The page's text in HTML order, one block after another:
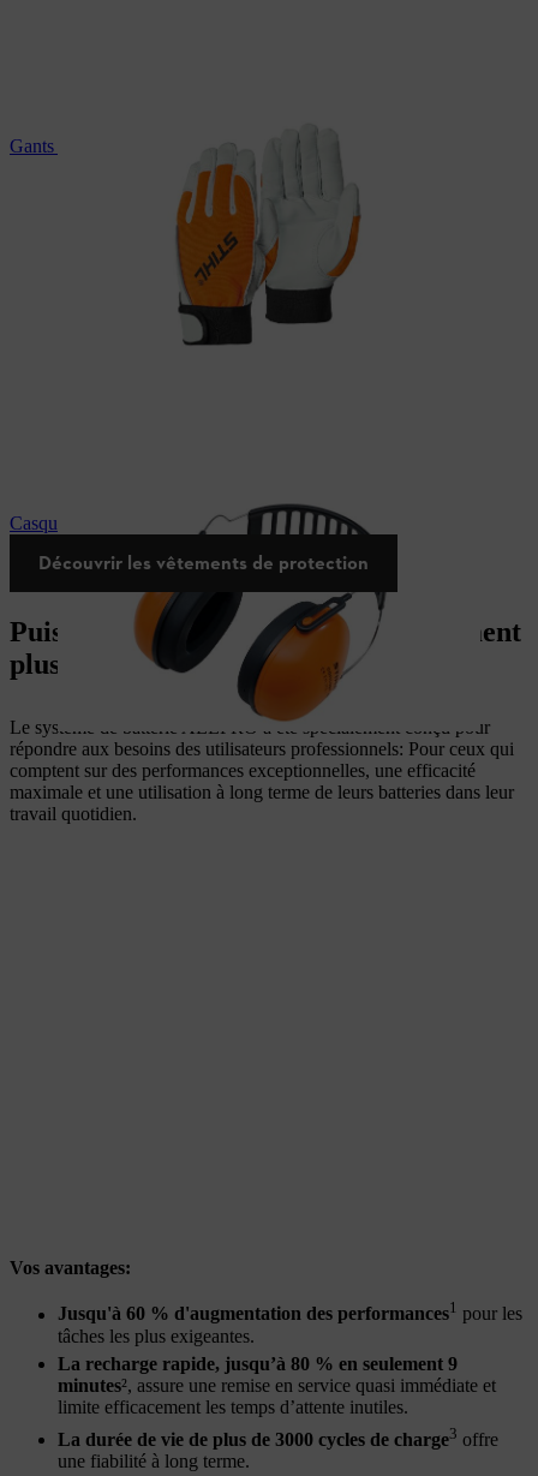
Gants de protection STIHL
Casque de protection auditive STIHL
Découvrir les vêtements de protection
Puissance de niveau supérieur. Nettement
plus fort. Toute la journée.​
Le système de batterie ALLPRO a été spécialement conçu pour
répondre aux besoins des utilisateurs professionnels: Pour ceux qui
comptent sur des performances exceptionnelles, une efficacité
maximale et une utilisation à long terme de leurs batteries dans leur
travail quotidien.
Vos avantages:
Jusqu'à 60 % d'augmentation des performances1 pour les
tâches les plus exigeantes.
La recharge rapide, jusqu’à 80 % en seulement 9
minutes², assure une remise en service quasi immédiate et
limite efficacement les temps d’attente inutiles.
La durée de vie de plus de 3000 cycles de charge3 offre
une fiabilité à long terme.